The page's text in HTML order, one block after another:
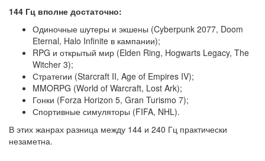
144 Гц вполне достаточно:
Одиночные шутеры и экшены (Cyberpunk 2077, Doom
Eternal, Halo Infinite в кампании);
RPG и открытый мир (Elden Ring, Hogwarts Legacy, The
Witcher 3);
Стратегии (Starcraft II, Age of Empires IV);
MMORPG (World of Warcraft, Lost Ark);
Гонки (Forza Horizon 5, Gran Turismo 7);
Спортивные симуляторы (FIFA, NHL).
В этих жанрах разница между 144 и 240 Гц практически
незаметна.